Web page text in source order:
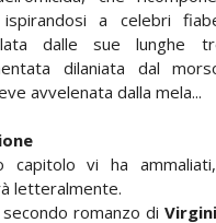
a celebri
dalle sue lunghe
dilaniata dal
avvelenata dalla mela...
capitolo vi ha
letteralmente.
romanzo di